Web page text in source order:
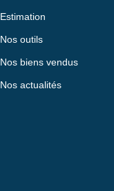
Estimation
Nos outils
Nos biens vendus
Nos actualités